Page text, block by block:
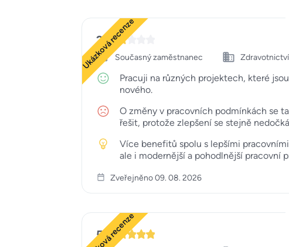
Ukázková recenze
2
Současný zaměstnanec
Pracuji na různých projektech, které
nového.
O změny v pracovních podmínkách se
řešit, protože zlepšení se stejně
Více benefitů spolu s lepšími
ale i modernější a pohodlnější pracovní
Zveřejněno 09. 08. 2026
5